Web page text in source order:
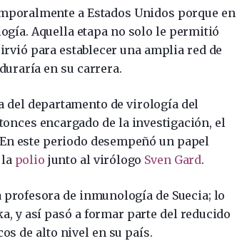
a Estados Unidos porque en
Aquella etapa no solo le permitió
para establecer una amplia red de
en su carrera.
del departamento de virología del
encargado de la investigación, el
este periodo desempeñó un papel
polio junto al virólogo Sven Gard.
de inmunología de Suecia; lo
y así pasó a formar parte del reducido
de alto nivel en su país.